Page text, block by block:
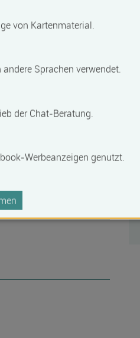
von Kartenmaterial.
Sprachen verwendet.
der Chat-Beratung.
Werbeanzeigen genutzt.